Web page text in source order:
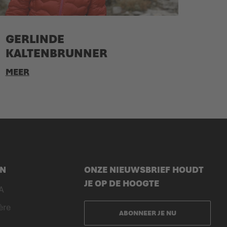
GERLINDE
KALTENBRUNNER
MEER
ONZE NIEUWSBRIEF HOUDT
JE OP DE HOOGTE
ABONNEER JE NU